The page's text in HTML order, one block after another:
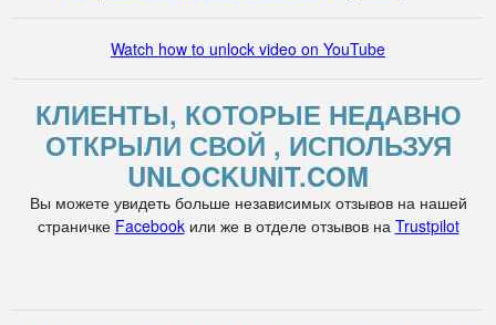
Watch how to unlock video on YouTube
КЛИЕНТЫ, КОТОРЫЕ НЕДАВНО
ОТКРЫЛИ СВОЙ , ИСПОЛЬЗУЯ
UNLOCKUNIT.COM
Вы можете увидеть больше независимых отзывов на нашей
страничке Facebookили же в отделе отзывов на Trustpilot